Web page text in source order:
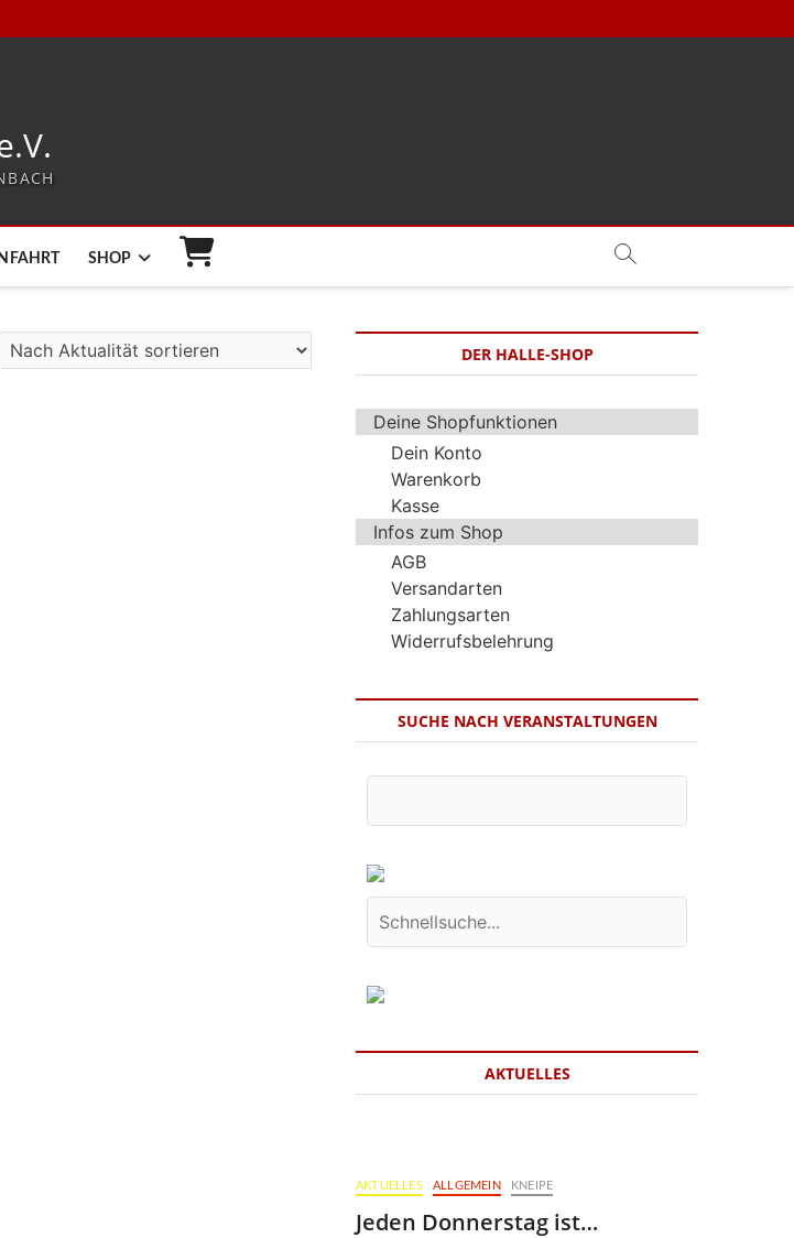
SHOP
DER HALLE-SHOP
Deine Shopfunktionen
Dein Konto
Warenkorb
Kasse
Infos zum Shop
AGB
Versandarten
Zahlungsarten
Widerrufsbelehrung
SUCHE NACH VERANSTALTUNGEN
AKTUELLES
AKTUELLES ALLGEMEIN KNEIPE
Jeden Donnerstag ist…